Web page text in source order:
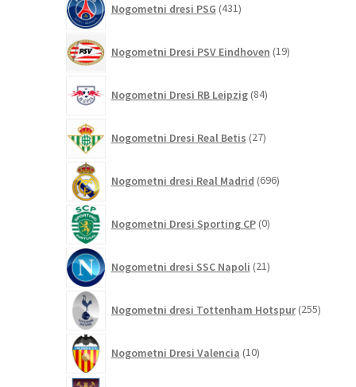
Nogometni dresi PSG 431izdelkov
Nogometni Dresi PSV Eindhoven 19izdelkov
Nogometni Dresi RB Leipzig 84izdelkov
Nogometni Dresi Real Betis 27izdelkov
Nogometni dresi Real Madrid 696izdelkov
Nogometni Dresi Sporting CP 0izdelkov
Nogometni dresi SSC Napoli 21izdelkov
Nogometni dresi Tottenham Hotspur 255
Nogometni Dresi Valencia 10izdelkov